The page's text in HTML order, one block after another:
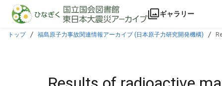
本文に飛ぶ
ギャラリー
トップ 福島原子力事故関連情報アーカイブ (日本原子力研究開発機構)